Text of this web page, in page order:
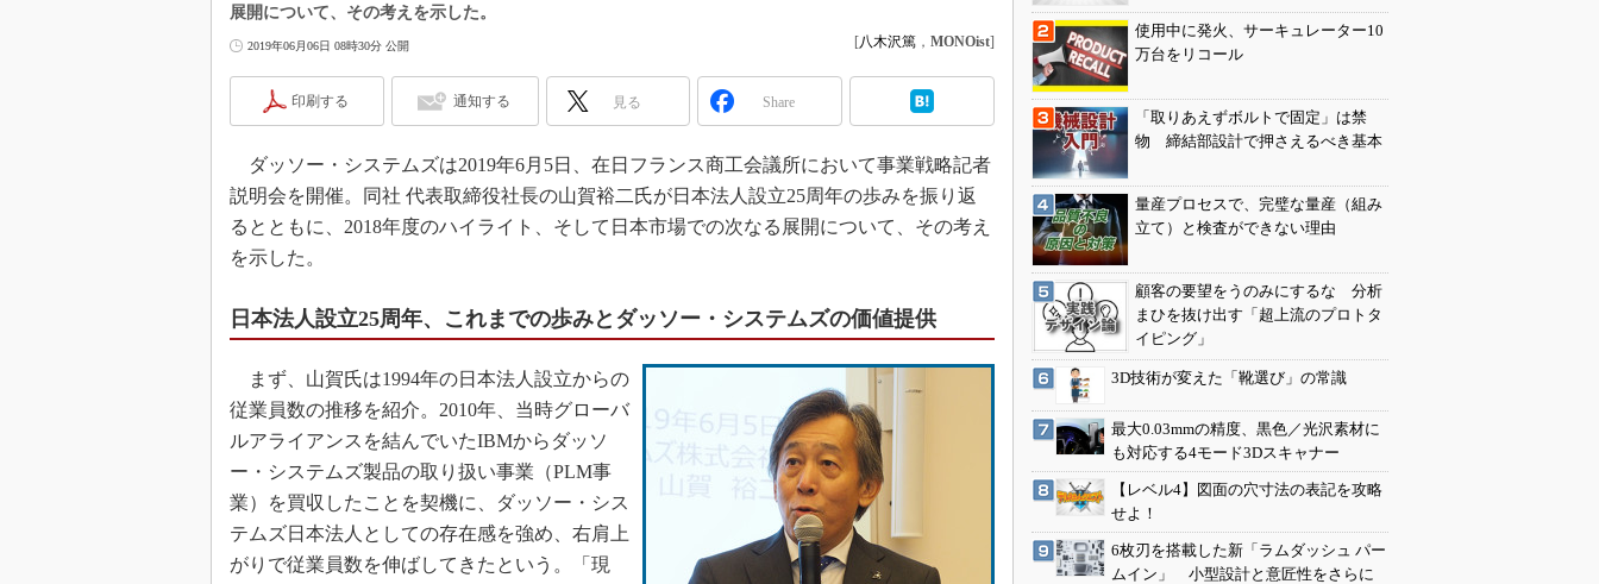
日本ものづくりワールド
産業オープンネット展
3Dプリンタ
デジタルツインとCAE
S＆OP
製造業ビッグデータ
植物工場
知財マネジメント
海外生産
グローバル設計・開発
制御セキュリティ
展開について、その考えを示した。
2019年06月06日 08時30分 公開 [八木沢篤 ， MONOist]
印刷する 通知する 見る Share
ダッソー・システムズは2019年6月5日、在日フランス商工会議所において事業戦略記者
説明会を開催。同社 代表取締役社長の山賀裕二氏が日本法人設立25周年の歩みを振り返
るとともに、2018年度のハイライト、そして日本市場での次なる展開について、その考え
を示した。
日本法人設立25周年、これまでの歩みとダッソー・システムズの価値提供
まず、山賀氏は1994年の日本法人設立からの
従業員数の推移を紹介。2010年、当時グローバ
ルアライアンスを結んでいたIBMからダッソ
ー・システムズ製品の取り扱い事業（PLM事
業）を買収したことを契機に、ダッソー・シス
テムズ日本法人としての存在感を強め、右肩上
がりで従業員数を伸ばしてきたという。「現
使用中に発火、サーキュレーター10
万台をリコール
「取りあえずボルトで固定」は禁
物 締結部設計で押さえるべき基本
量産プロセスで、完璧な量産（組み
立て）と検査ができない理由
顧客の要望をうのみにするな 分析
まひを抜け出す「超上流のプロトタ
イピング」
3D技術が変えた「靴選び」の常識
最大0.03mmの精度、黒色／光沢素材に
も対応する4モード3Dスキャナー
【レベル4】図面の穴寸法の表記を攻略
せよ！
6枚刃を搭載した新「ラムダッシュ パー
ムイン」 小型設計と意匠性をさらに